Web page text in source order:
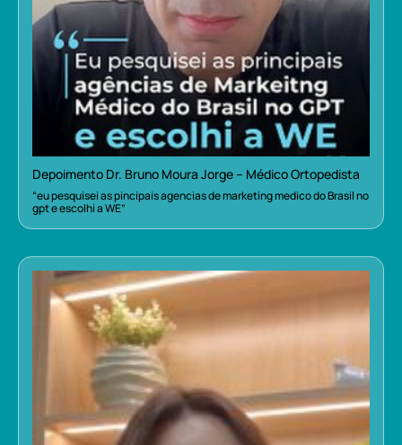
Depoimento Dr. Bruno Moura Jorge – Médico Ortopedista
“eu pesquisei as pincipais agencias de marketing medico do Brasil no
gpt e escolhi a WE”